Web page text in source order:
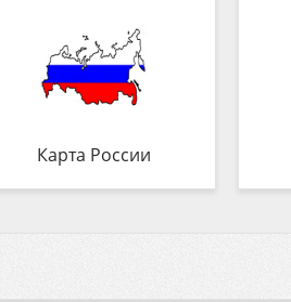
Карта России